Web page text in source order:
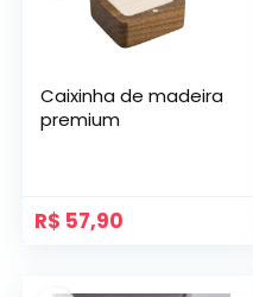
Caixinha de madeira
premium
R$ 57,90